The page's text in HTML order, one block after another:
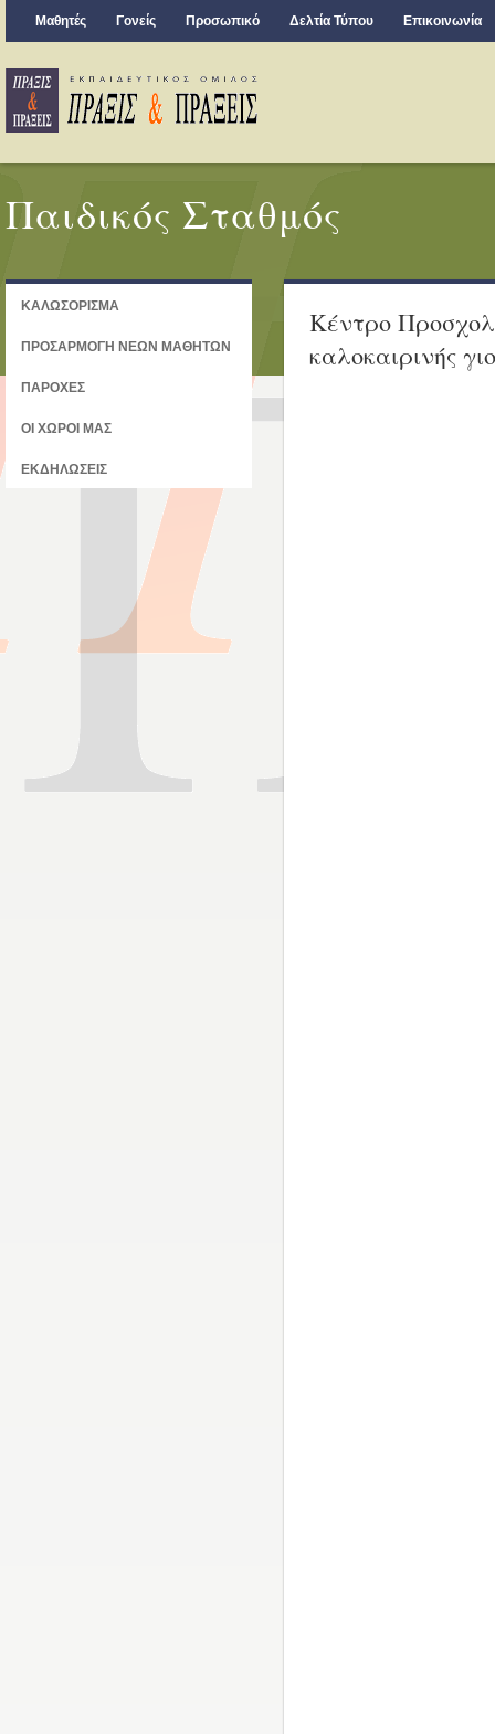
Μαθητές Γονείς Προσωπικό Δελτία Τύπου Επικοινωνία
Παιδικός Σταθμός
ΚΑΛΩΣΟΡΙΣΜΑ
ΠΡΟΣΑΡΜΟΓΗ ΝΕΩΝ ΜΑΘΗΤΩΝ
ΠΑΡΟΧΕΣ
ΟΙ ΧΩΡΟΙ ΜΑΣ
ΕΚΔΗΛΩΣΕΙΣ
Κέντρο
καλοκαιρινής